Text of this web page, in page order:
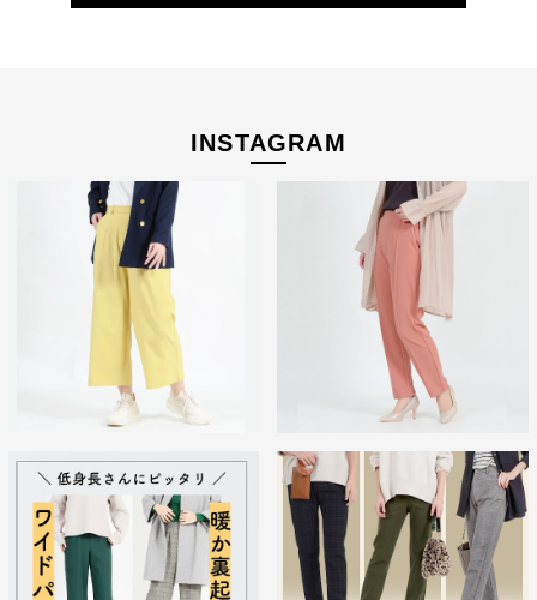
INSTAGRAM